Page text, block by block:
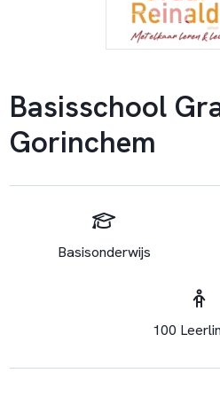
Basisschool
Gorinchem
Basisonderwijs
100